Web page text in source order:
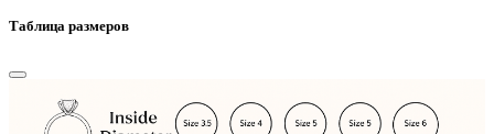
Таблица размеров